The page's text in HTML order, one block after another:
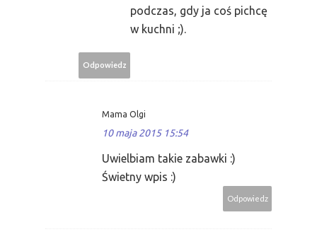
podczas, gdy ja coś pichcę
w kuchni ;).
Odpowiedz
Mama Olgi
10 maja 2015 15:54
Uwielbiam takie zabawki :)
Świetny wpis :)
Odpowiedz